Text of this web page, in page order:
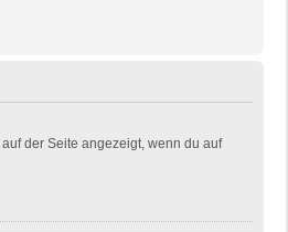
der Seite angezeigt, wenn du auf